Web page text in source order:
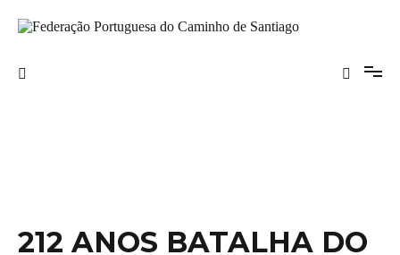
para
Santiago
212 ANOS BATALHA DO